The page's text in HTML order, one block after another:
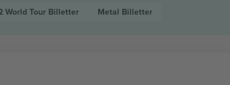
World Tour Billetter Metal Billetter